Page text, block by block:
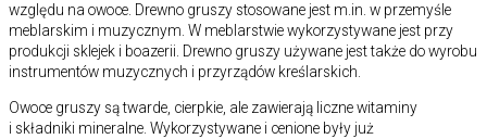
względu na owoce. Drewno gruszy stosowane jest m.in. w przemyśle
meblarskim i muzycznym. W meblarstwie wykorzystywane jest przy
produkcji sklejek i boazerii. Drewno gruszy używane jest także do wyrobu
instrumentów muzycznych i przyrządów kreślarskich.
Owoce gruszy są twarde, cierpkie, ale zawierają liczne witaminy
i składniki mineralne. Wykorzystywane i cenione były już